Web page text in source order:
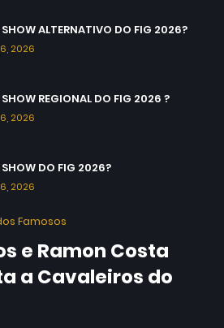
SHOW ALTERNATIVO DO FIG 2026?
2026
SHOW REGIONAL DO FIG 2026 ?
2026
SHOW DO FIG 2026?
2026
Famosos
e Ramon Costa
a Cavaleiros do